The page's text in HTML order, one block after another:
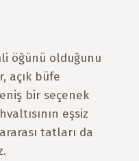
öğünü olduğunu
açık büfe
bir seçenek
eşsiz
tatları da